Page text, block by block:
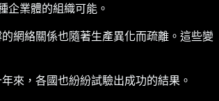
企業體的組織可能。
網絡關係也隨著生產異化而疏離。這些變
來，各國也紛紛試驗出成功的結果。